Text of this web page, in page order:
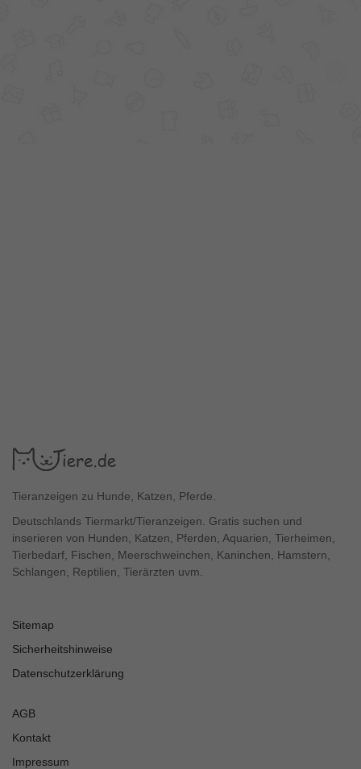
Tieranzeigen zu Hunde, Katzen, Pferde.
Deutschlands Tiermarkt/Tieranzeigen. Gratis suchen und
inserieren von Hunden, Katzen, Pferden, Aquarien, Tierheimen,
Tierbedarf, Fischen, Meerschweinchen, Kaninchen, Hamstern,
Schlangen, Reptilien, Tierärzten uvm.
Sitemap
Sicherheitshinweise
Datenschutzerklärung
AGB
Kontakt
Impressum